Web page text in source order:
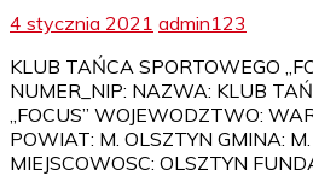
4 stycznia 2021 admin123
KLUB TAŃCA SPORTOWEGO
NUMER_NIP: NAZWA: KLUB
„FOCUS” WOJEWODZTWO:
POWIAT: M. OLSZTYN GMINA:
MIEJSCOWOSC: OLSZTYN